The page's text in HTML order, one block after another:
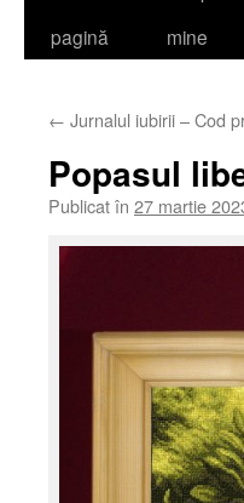
pagină
mine
← Jurnalul iubirii – Cod
Popasul
Publicat în 27 martie